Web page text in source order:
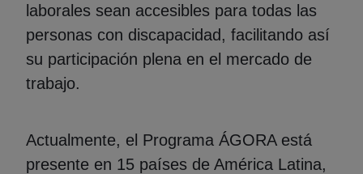
laborales sean accesibles para todas las
personas con discapacidad, facilitando así
su participación plena en el mercado de
trabajo.
Actualmente, el Programa ÁGORA está
presente en 15 países de América Latina,